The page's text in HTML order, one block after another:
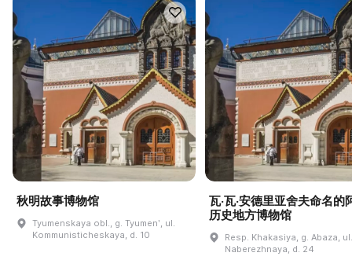
秋明故事博物馆
Tyumenskaya obl., g. Tyumenʹ, ul.
Kommunisticheskaya, d. 10
瓦·瓦·安德里亚舍夫命名的
历史地方博物馆
Resp. Khakasiya, g. Abaza, ul.
Naberezhnaya, d. 24